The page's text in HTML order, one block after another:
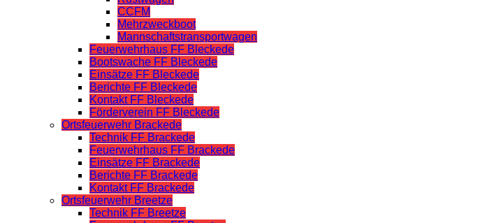
CCFM
Mehrzweckboot
Mannschaftstransportwagen
Feuerwehrhaus FF Bleckede
Bootswache FF Bleckede
Einsätze FF Bleckede
Berichte FF Bleckede
Kontakt FF Bleckede
Förderverein FF Bleckede
Ortsfeuerwehr Brackede
Technik FF Brackede
Feuerwehrhaus FF Brackede
Einsätze FF Brackede
Berichte FF Brackede
Kontakt FF Brackede
Ortsfeuerwehr Breetze
Technik FF Breetze